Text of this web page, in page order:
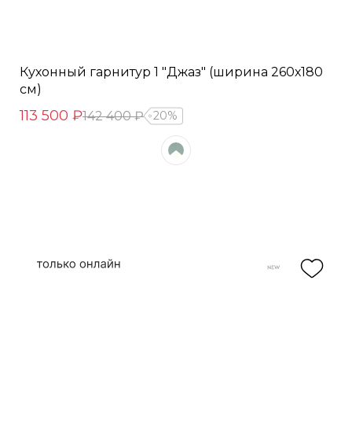
Кухонный гарнитур 1 "Джаз" (ширина 260х180
см)
113 500 ₽142 400 ₽ 20%